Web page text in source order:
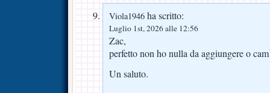
Viola1946 ha scritto:
Luglio 1st, 2026 alle 12:56
Zac,
perfetto non ho nulla da aggiungere o
Un saluto.